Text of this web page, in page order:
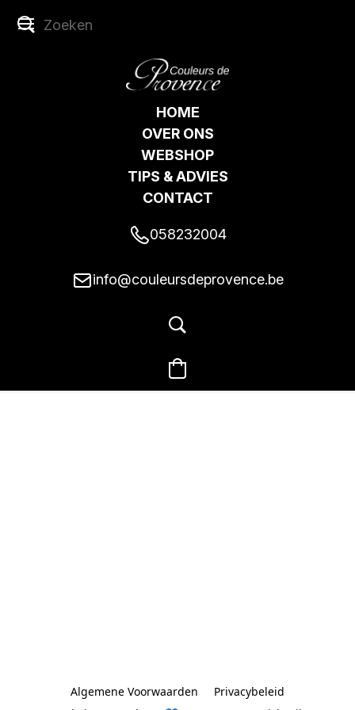
HOME
OVER ONS
WEBSHOP
TIPS & ADVIES
CONTACT
058232004
info@couleursdeprovence.be
Algemene Voorwaarden
Privacybeleid